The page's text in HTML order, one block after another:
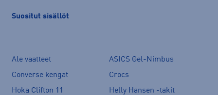
Suositut sisällöt
Ale vaatteet
ASICS Gel-Nimbus
Converse kengät
Crocs
Hoka Clifton 11
Helly Hansen -takit